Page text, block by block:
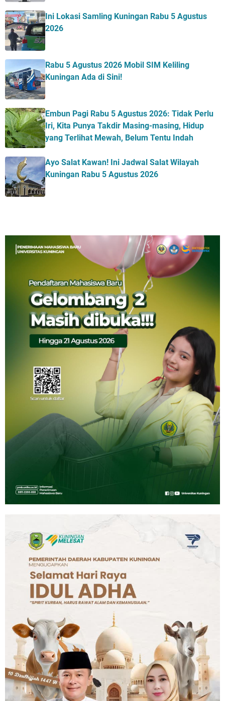
Ini Lokasi Samling Kuningan Rabu 5 Agustus
2026
Rabu 5 Agustus 2026 Mobil SIM Keliling
Kuningan Ada di Sini!
Embun Pagi Rabu 5 Agustus 2026: Tidak Perlu
Iri, Kita Punya Takdir Masing-masing, Hidup
yang Terlihat Mewah, Belum Tentu Indah
Ayo Salat Kawan! Ini Jadwal Salat Wilayah
Kuningan Rabu 5 Agustus 2026